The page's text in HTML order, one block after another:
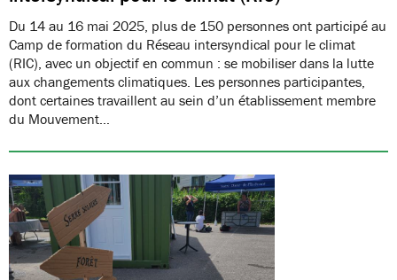
Du 14 au 16 mai 2025, plus de 150 personnes ont participé au
Camp de formation du Réseau intersyndical pour le climat
(RIC), avec un objectif en commun : se mobiliser dans la lutte
aux changements climatiques. Les personnes participantes,
dont certaines travaillent au sein d’un établissement membre
du Mouvement…